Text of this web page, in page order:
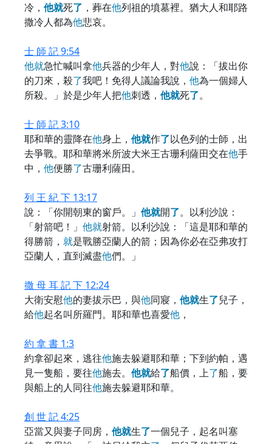
冷， 他就死了 ，葬在他列祖的墳墓裡。猶大人和耶路
撒冷人都為他悲哀。
士 師 記 9:54
他就急忙喊叫拿他兵器的少年人，對他說：「拔出你
的刀來，殺了我吧！免得人議論我說， 他為一個婦人
所殺。」於是少年人把他刺透， 他就死了。
士 師 記 3:10
耶和華的靈降在他身上， 他就作了以色列的士師，出
去爭戰。耶和華將米所波大米王古珊利薩田交在他手
中， 他便勝了古珊利薩田。
列 王 紀 下 13:17
說：「你開朝東的窗戶。」 他就開了。以利沙說：
「射箭吧！」 他就射箭。以利沙說：「這是耶和華的
得勝箭， 就是戰勝亞蘭人的箭；因為你必在亞弗攻打
亞蘭人，直到滅盡他們。」
撒 母 耳 記 下 12:24
大衛安慰他的妻拔示巴，與他同寢， 他就生了兒子，
給他起名叫所羅門。耶和華也喜愛他 ，
約 拿 書 1:3
約拿卻起來，逃往他施去躲避耶和華；下到約帕，遇
見一隻船，要往他施去。 他就給了船價，上了船，要
與船上的人同往他施去躲避耶和華。
創 世 記 4:25
亞當又與妻子同房， 他就生了一個兒子，起名叫塞